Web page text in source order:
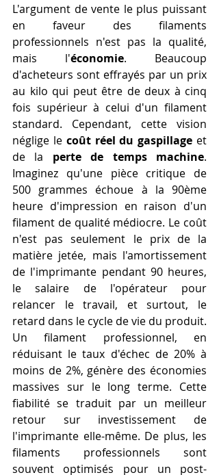
L'argument de vente le plus puissant
en faveur des filaments
professionnels n'est pas la qualité,
mais l'économie. Beaucoup
d'acheteurs sont effrayés par un prix
au kilo qui peut être de deux à cinq
fois supérieur à celui d'un filament
standard. Cependant, cette vision
néglige le coût réel du gaspillage et
de la perte de temps machine.
Imaginez qu'une pièce critique de
500 grammes échoue à la 90ème
heure d'impression en raison d'un
filament de qualité médiocre. Le coût
n'est pas seulement le prix de la
matière jetée, mais l'amortissement
de l'imprimante pendant 90 heures,
le salaire de l'opérateur pour
relancer le travail, et surtout, le
retard dans le cycle de vie du produit.
Un filament professionnel, en
réduisant le taux d'échec de 20% à
moins de 2%, génère des économies
massives sur le long terme. Cette
fiabilité se traduit par un meilleur
retour sur investissement de
l'imprimante elle-même. De plus, les
filaments professionnels sont
souvent optimisés pour un post-